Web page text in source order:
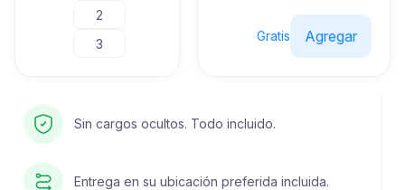
2
3
Gratis Agregar
Sin cargos ocultos. Todo incluido.
Entrega en su ubicación preferida incluida.